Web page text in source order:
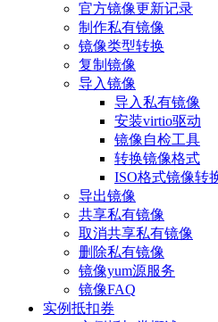
官方镜像更新记录
制作私有镜像
镜像类型转换
复制镜像
导入镜像
导入私有镜像
安装virtio驱动
镜像自检工具
转换镜像格式
ISO格式镜像转
导出镜像
共享私有镜像
取消共享私有镜像
删除私有镜像
镜像yum源服务
镜像FAQ
实例抵扣券